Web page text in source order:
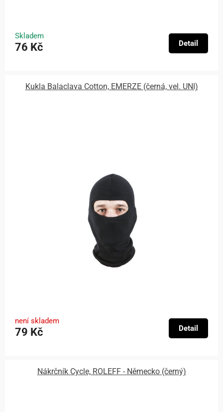
Skladem
76 Kč Detail
Kukla Balaclava Cotton, EMERZE (černá, vel. UNI)
není skladem
79 Kč Detail
Nákrčník Cycle, ROLEFF - Německo (černý)